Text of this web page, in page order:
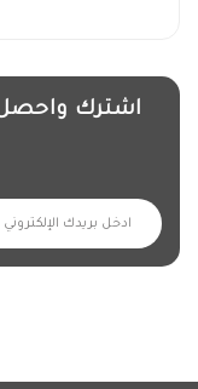
اشترك واحصل